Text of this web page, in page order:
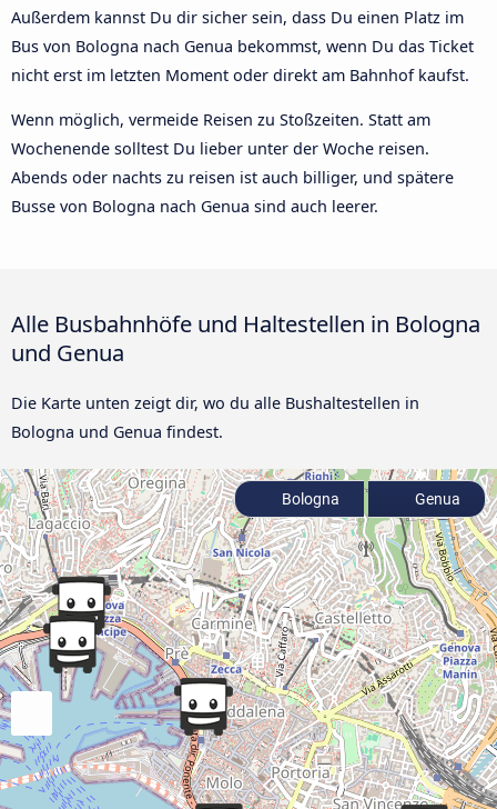
Außerdem kannst Du dir sicher sein, dass Du einen Platz im
Bus von Bologna nach Genua bekommst, wenn Du das Ticket
nicht erst im letzten Moment oder direkt am Bahnhof kaufst.
Wenn möglich, vermeide Reisen zu Stoßzeiten. Statt am
Wochenende solltest Du lieber unter der Woche reisen.
Abends oder nachts zu reisen ist auch billiger, und spätere
Busse von Bologna nach Genua sind auch leerer.
Alle Busbahnhöfe und Haltestellen in Bologna
und Genua
Die Karte unten zeigt dir, wo du alle Bushaltestellen in
Bologna und Genua findest.
Bologna Genua